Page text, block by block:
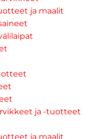
ja maalit
ja -tuotteet
ja maalit